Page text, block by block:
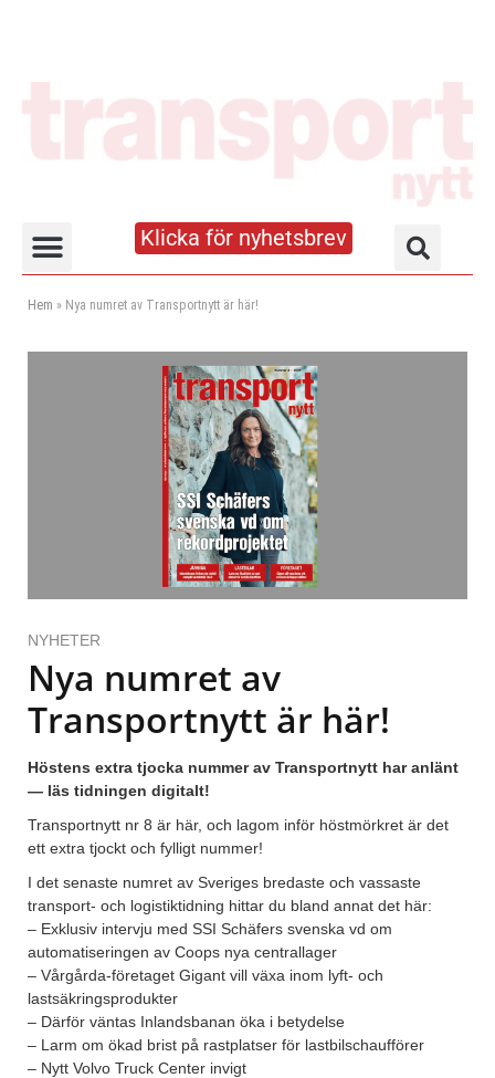
Klicka för nyhetsbrev
Hem » Nya numret av Transportnytt är här!
NYHETER
Nya numret av
Transportnytt är här!
Höstens extra tjocka nummer av Transportnytt har anlänt
— läs tidningen digitalt!
Transportnytt nr 8 är här, och lagom inför höstmörkret är det
ett extra tjockt och fylligt nummer!
I det senaste numret av Sveriges bredaste och vassaste
transport- och logistiktidning hittar du bland annat det här:
– Exklusiv intervju med SSI Schäfers svenska vd om
automatiseringen av Coops nya centrallager
– Vårgårda-företaget Gigant vill växa inom lyft- och
lastsäkringsprodukter
– Därför väntas Inlandsbanan öka i betydelse
– Larm om ökad brist på rastplatser för lastbilschaufförer
– Nytt Volvo Truck Center invigt